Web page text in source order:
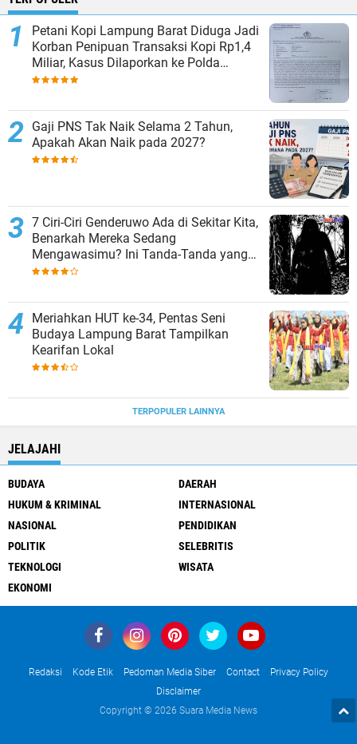
Petani Kopi Lampung Barat Diduga Jadi
Korban Penipuan Transaksi Kopi Rp1,4
Miliar, Kasus Dilaporkan ke Polda
Lampung
Gaji PNS Tak Naik Selama 2 Tahun,
Apakah Akan Naik pada 2027?
7 Ciri-Ciri Genderuwo Ada di Sekitar Kita,
Benarkah Mereka Sedang
Mengawasimu? Ini Tanda-Tanda yang
Sering Diabaikan
Meriahkan HUT ke-34, Pentas Seni
Budaya Lampung Barat Tampilkan
Kearifan Lokal
TERPOPULER LAINNYA
JELAJAHI
BUDAYA
DAERAH
HUKUM & KRIMINAL
INTERNASIONAL
NASIONAL
PENDIDIKAN
POLITIK
SELEBRITIS
TEKNOLOGI
WISATA
EKONOMI
Redaksi Kode Etik Pedoman Media Siber Contact
Privacy Policy
Disclaimer
Copyright © 2026 Suara Media News